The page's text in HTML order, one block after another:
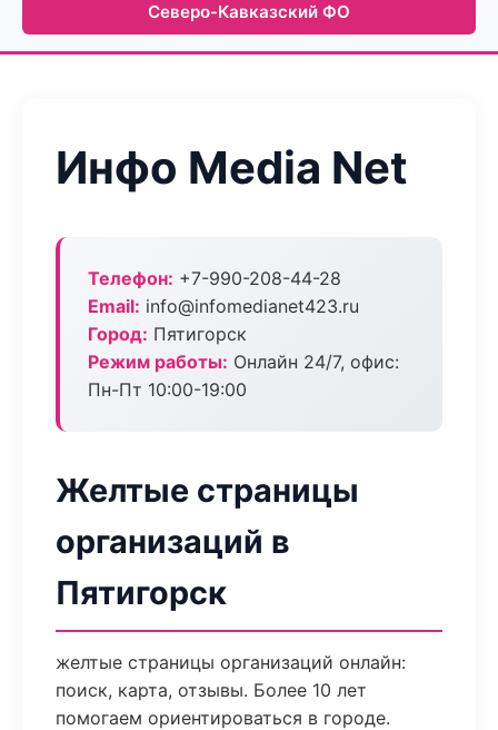
Северо-Кавказский ФО
Инфо Media Net
Телефон: +7-990-208-44-28
Email: info@infomedianet423.ru
Город: Пятигорск
Режим работы: Онлайн 24/7, офис:
Пн-Пт 10:00-19:00
Желтые страницы
организаций в
Пятигорск
желтые страницы организаций онлайн:
поиск, карта, отзывы. Более 10 лет
помогаем ориентироваться в городе.